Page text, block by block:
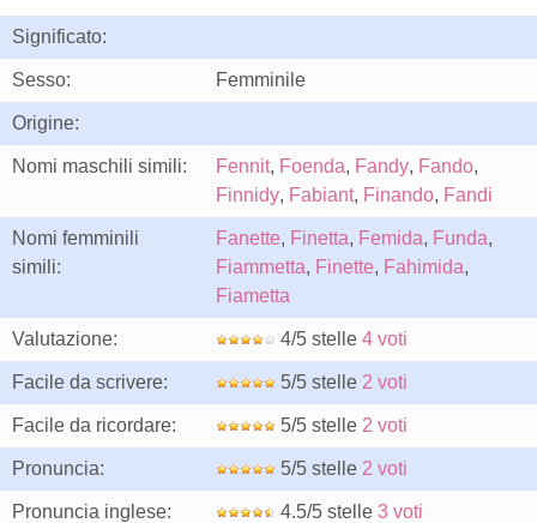
Significato:
Sesso: Femminile
Origine:
Nomi maschili simili: Fennit, Foenda, Fandy, Fando,
Finnidy, Fabiant, Finando, Fandi
Nomi femminili
simili:
Fanette, Finetta, Femida, Funda,
Fiammetta, Finette, Fahimida,
Fiametta
Valutazione: 4/5 stelle 4 voti
Facile da scrivere: 5/5 stelle 2 voti
Facile da ricordare: 5/5 stelle 2 voti
Pronuncia: 5/5 stelle 2 voti
Pronuncia inglese: 4.5/5 stelle 3 voti